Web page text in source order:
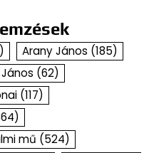
Arany János (185)
(62)
(117)
mű (524)